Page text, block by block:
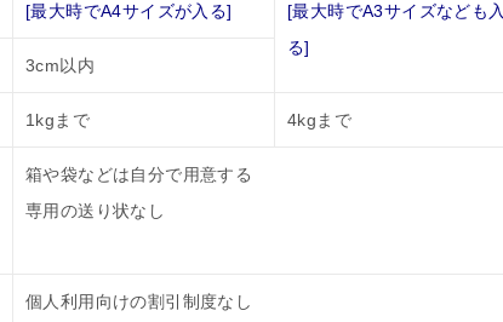
[最大時でA4サイズが入る]
[最大時でA3サイズなども入
る]
3cm以内
1kgまで 4kgまで
箱や袋などは自分で用意する
専用の送り状なし
個人利用向けの割引制度なし